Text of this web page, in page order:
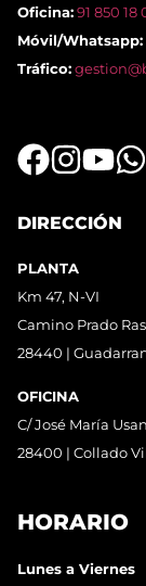
Oficina:91 850 18
Móvil/Whatsapp:
Tráfico:
DIRECCIÓN
PLANTA
Km 47, N-VI
Camino Prado
28440 |
OFICINA
C/ José María
28400 | Collado
HORARIO
Lunes a Viernes